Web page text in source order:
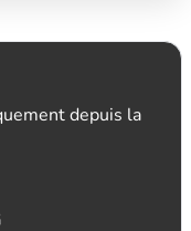
depuis la